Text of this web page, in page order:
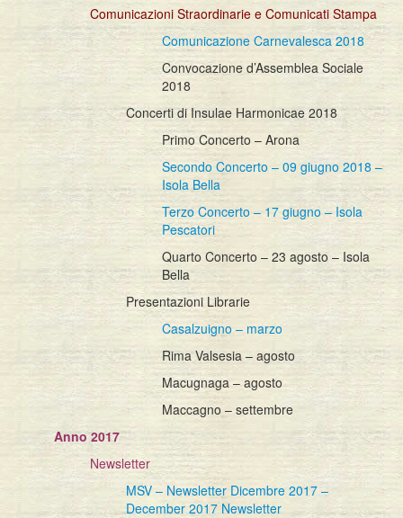
Comunicazioni Straordinarie e Comunicati Stampa
Comunicazione Carnevalesca 2018
Convocazione d’Assemblea Sociale
2018
Concerti di Insulae Harmonicae 2018
Primo Concerto – Arona
Secondo Concerto – 09 giugno 2018 –
Isola Bella
Terzo Concerto – 17 giugno – Isola
Pescatori
Quarto Concerto – 23 agosto – Isola
Bella
Presentazioni Librarie
Casalzuigno – marzo
Rima Valsesia – agosto
Macugnaga – agosto
Maccagno – settembre
Anno 2017
Newsletter
MSV – Newsletter Dicembre 2017 –
December 2017 Newsletter